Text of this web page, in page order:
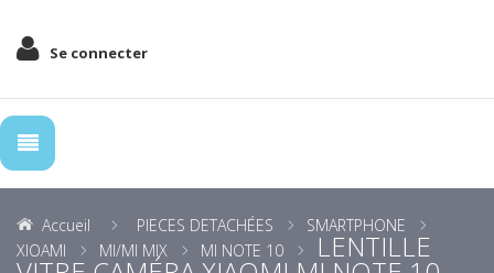
Se connecter
Accueil PIECES DETACHÉES
SMARTPHONE
XIOAMI
MI/MI MIX MI NOTE 10 LENTILLE